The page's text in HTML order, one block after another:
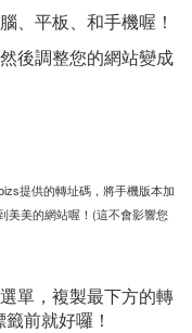
、平板、和手機喔！
後調整您的網站變成
提供的轉址碼，將手機版本加
美美的網站喔！(這不會影響您
單，複製最下方的轉
前就好囉！